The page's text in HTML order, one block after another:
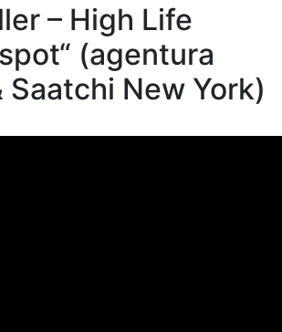
– High Life
(agentura
Saatchi New York)